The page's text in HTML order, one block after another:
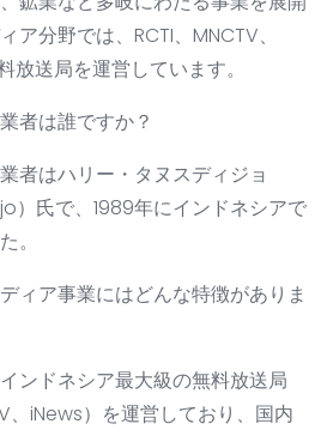
ア分野では、RCTI、MNCTV、
放送局を運営しています。
者は誰ですか？
者はハリー・タヌスディジョ
）氏で、1989年にインドネシアで
。
ィア事業にはどんな特徴がありま
ンドネシア最大級の無料放送局
、iNews）を運営しており、国内